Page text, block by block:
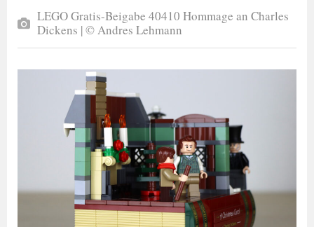
LEGO Gratis-Beigabe 40410 Hommage an Charles
Dickens | © Andres Lehmann